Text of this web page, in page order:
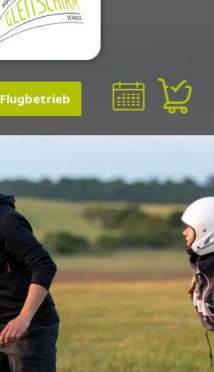
Flugbetrieb